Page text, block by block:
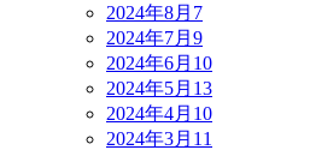
2024年8月 7
2024年7月 9
2024年6月 10
2024年5月 13
2024年4月 10
2024年3月 11